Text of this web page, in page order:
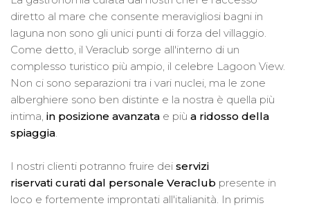
diretto al mare che consente meravigliosi bagni in
laguna non sono gli unici punti di forza del villaggio.
Come detto, il Veraclub sorge all'interno di un
complesso turistico più ampio, il celebre Lagoon View.
Non ci sono separazioni tra i vari nuclei, ma le zone
alberghiere sono ben distinte e la nostra è quella più
intima, in posizione avanzata e più a ridosso della
spiaggia
I nostri clienti potranno fruire dei servizi
riservati curati dal personale Veraclub presente in
loco e fortemente improntati all'italianità. In primis